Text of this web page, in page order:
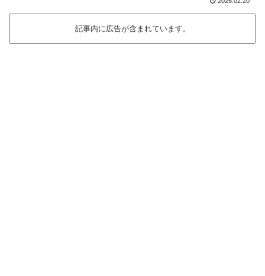
記事内に広告が含まれています。